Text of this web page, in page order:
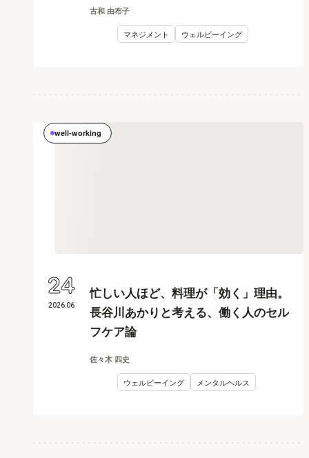
古和 由布子
マネジメント ウェルビーイング
well-working
忙しい人ほど、料理が「効く」理由。
長谷川あかりと考える、働く人のセル
フケア論
佐々木 四史
ウェルビーイング メンタルヘルス
2026.06
24